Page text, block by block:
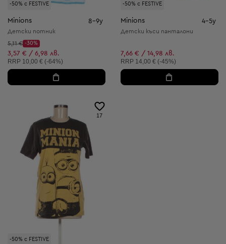
-50% с FESTIVE
Minions 8-9y
Детски потник
Начална цена:
5,11 €
Discount Price:
-30%
Намалена цена:
3,57 € / 6,98 лв.
Препоръчителна цена:
RRP 10,00 € (-64%)
-50% с FESTIVE
Minions 4-5y
Детски къси панталони
7,66 € / 14,98 лв.
Препоръчителна цена:
RRP 14,00 € (-45%)
-50% с FESTIVE
17